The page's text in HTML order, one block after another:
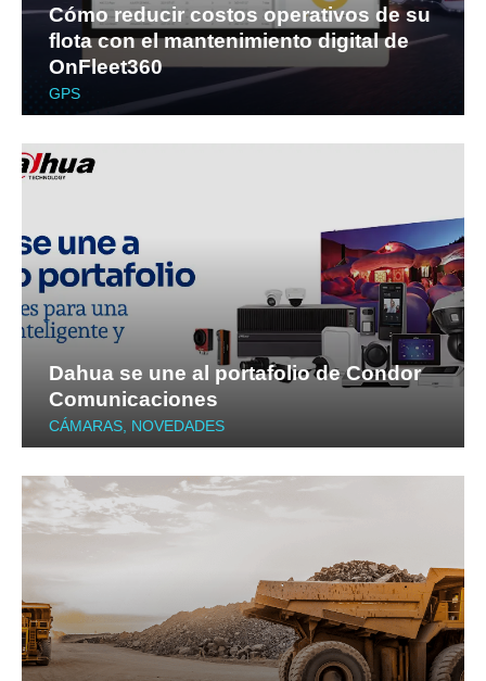
Cómo reducir costos operativos de su
flota con el mantenimiento digital de
OnFleet360
GPS
Dahua se une al portafolio de Condor
Comunicaciones
CÁMARAS, NOVEDADES